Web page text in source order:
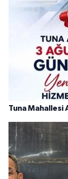
Tuna Mahallesi